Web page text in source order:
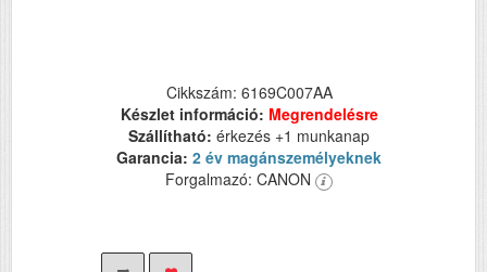
Cikkszám: 6169C007AA
Készlet információ: Megrendelésre
Szállítható: érkezés +1 munkanap
Garancia: 2 év magánszemélyeknek
Forgalmazó: CANON